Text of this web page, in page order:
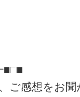
ご感想をお